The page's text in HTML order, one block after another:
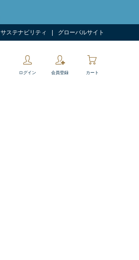
サステナビリティ グローバルサイト
ログイン 会員登録 カート